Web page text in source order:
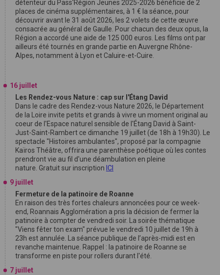
détenteur du Pass'Région Jeunes 2025-2026 bénéficie de 2
places de cinéma supplémentaires, à 1 € la séance, pour
découvrir avant le 31 août 2026, les 2 volets de cette œuvre
consacrée au général de Gaulle. Pour chacun des deux opus, la
Région a accordé une aide de 125 000 euros. Les films ont par
ailleurs été tournés en grande partie en Auvergne Rhône-
Alpes, notamment à Lyon et Caluire-et-Cuire.
16 juillet
Les Rendez-vous Nature : cap sur l'Étang David
Dans le cadre des Rendez-vous Nature 2026, le Département
de la Loire invite petits et grands à vivre un moment original au
coeur de l'Espace naturel sensible de l'Étang David à Saint-
Just-Saint-Rambert ce dimanche 19 juillet (de 18h à 19h30). Le
spectacle "Histoires ambulantes", proposé par la compagnie
Kaïros Théâtre, offrira une parenthèse poétique où les contes
prendront vie au fil d'une déambulation en pleine
nature. Gratuit sur inscription ICI
9 juillet
Fermeture de la patinoire de Roanne
En raison des très fortes chaleurs annoncées pour ce week-
end, Roannais Agglomération a pris la décision de fermer la
patinoire à compter de vendredi soir. La soirée thématique
"Viens fêter ton exam" prévue le vendredi 10 juillet de 19h à
23h est annulée. La séance publique de l’après-midi est en
revanche maintenue. Rappel : la patinoire de Roanne se
transforme en piste pour rollers durant l'été.
7 juillet